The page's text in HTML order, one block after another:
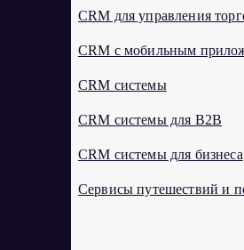
CRM для управления
CRM с мобильным
CRM системы
CRM системы для B2B
CRM системы для бизнеса
Cервисы путешествий и